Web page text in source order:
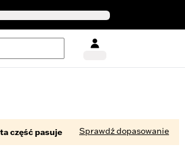
część pasuje Sprawdź dopasowanie